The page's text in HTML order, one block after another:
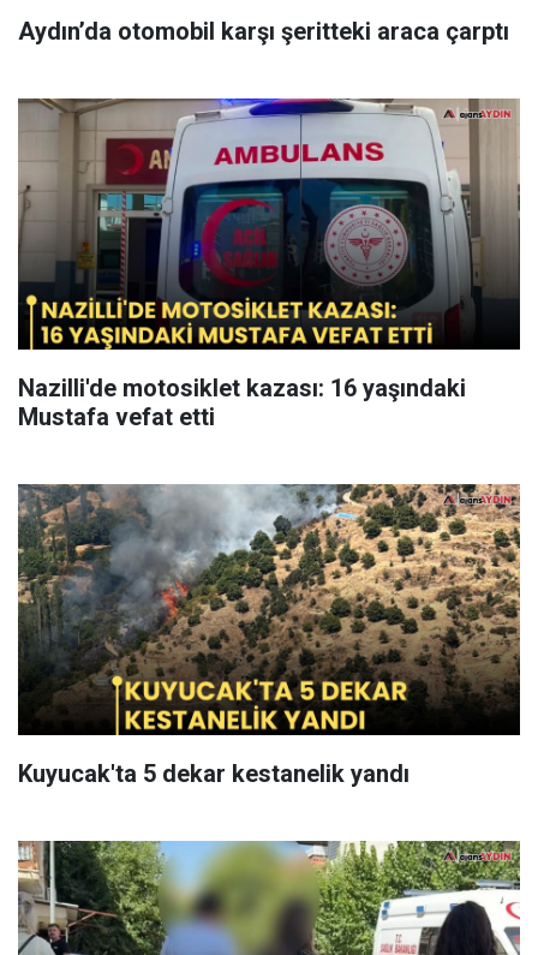
Aydın’da otomobil karşı şeritteki araca çarptı
Nazilli'de motosiklet kazası: 16 yaşındaki
Mustafa vefat etti
Kuyucak'ta 5 dekar kestanelik yandı